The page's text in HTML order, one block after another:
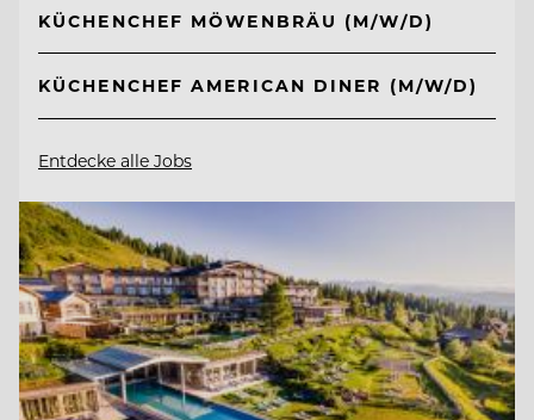
KÜCHENCHEF MÖWENBRÄU (M/W/D)
KÜCHENCHEF AMERICAN DINER (M/W/D)
Entdecke alle Jobs